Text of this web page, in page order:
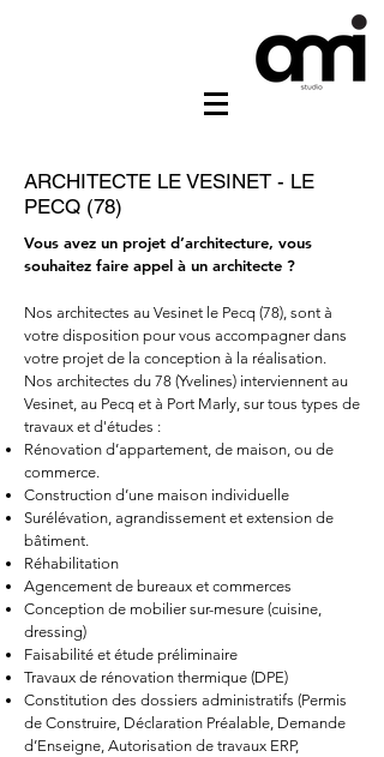
ARCHITECTE LE VESINET - LE
PECQ (78)
Vous avez un projet d’architecture, vous
souhaitez faire appel à un architecte ?
Nos architectes au Vesinet le Pecq (78), sont à
votre disposition pour vous accompagner dans
votre projet de la conception à la réalisation.
Nos architectes du 78 (Yvelines) interviennent au
Vesinet, au Pecq et à Port Marly, sur tous types de
travaux et d'études :
Rénovation d’appartement, de maison, ou de
commerce.
Construction d’une maison individuelle
Surélévation, agrandissement et extension de
bâtiment.
Réhabilitation
Agencement de bureaux et commerces
Conception de mobilier sur-mesure (cuisine,
dressing)
Faisabilité et étude préliminaire
Travaux de rénovation thermique (DPE)
Constitution des dossiers administratifs (Permis
de Construire, Déclaration Préalable, Demande
d’Enseigne, Autorisation de travaux ERP,